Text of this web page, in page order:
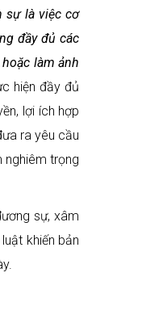
sự là việc cơ
đầy đủ các
làm ảnh
hiện đầy đủ
lợi ích hợp
ra yêu cầu
nghiêm trọng
sự, xâm
khiến bản